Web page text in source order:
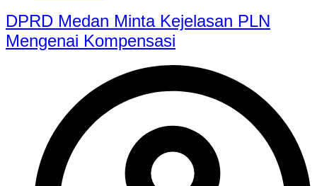
DPRD Medan Minta Kejelasan PLN
Mengenai Kompensasi